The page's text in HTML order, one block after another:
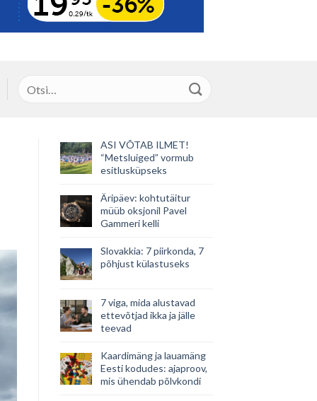
ASI VÕTAB ILMET!
“Metsluiged” vormub
esitlusküpseks
Äripäev: kohtutäitur
müüb oksjonil Pavel
Gammeri kelli
Slovakkia: 7 piirkonda, 7
põhjust külastuseks
7 viga, mida alustavad
ettevõtjad ikka ja jälle
teevad
Kaardimäng ja lauamäng
Eesti kodudes: ajaproov,
mis ühendab põlvkondi